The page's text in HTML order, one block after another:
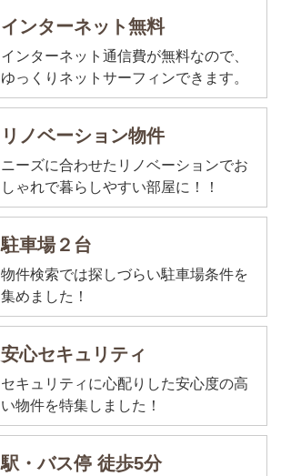
インターネット無料
インターネット通信費が無料なので、
ゆっくりネットサーフィンできます。
リノベーション物件
ニーズに合わせたリノベーションでお
しゃれで暮らしやすい部屋に！！
駐車場２台
物件検索では探しづらい駐車場条件を
集めました！
安心セキュリティ
セキュリティに心配りした安心度の高
い物件を特集しました！
駅・バス停 徒歩5分